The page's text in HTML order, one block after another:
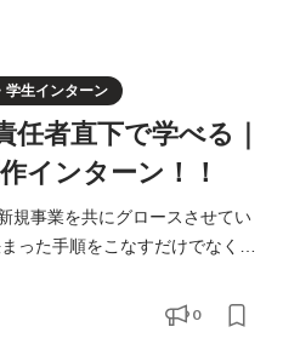
学生インターン
者直下で学べる｜
インターン！！
規事業を共にグロースさせてい
った手順をこなすだけでなく、
きくしていく、一番面白くて熱
しょう！新規事業ならではの
0